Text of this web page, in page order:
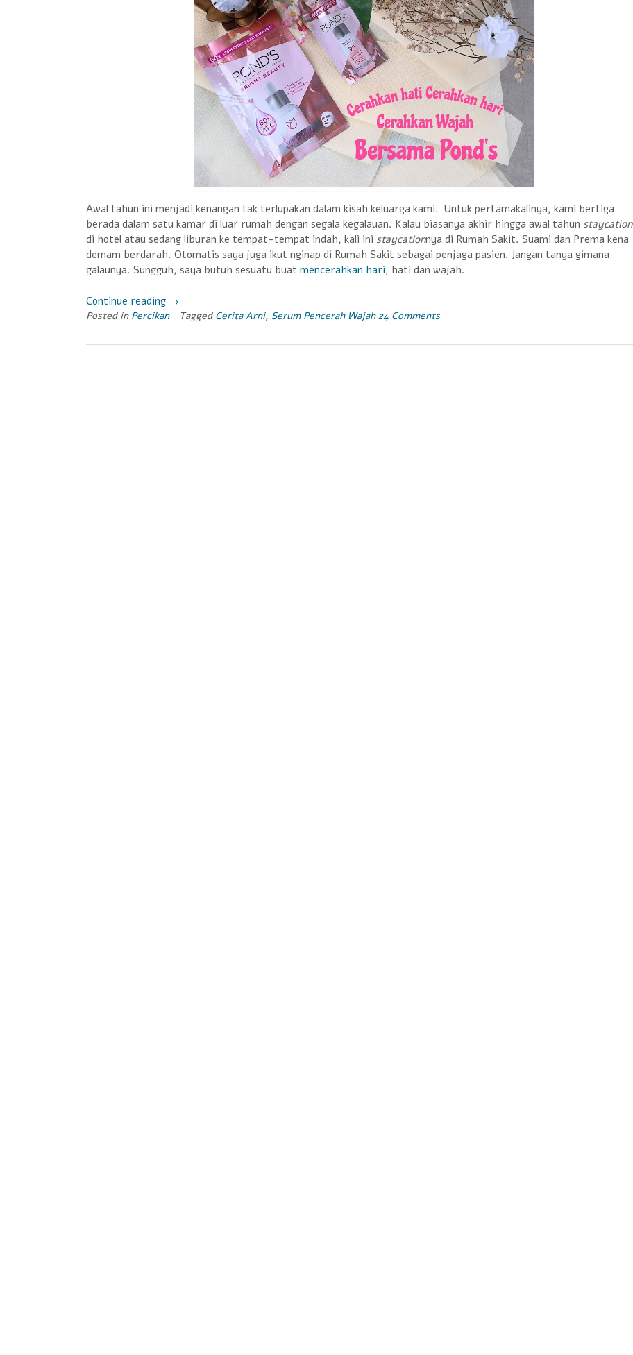
Awal tahun ini menjadi kenangan tak terlupakan dalam kisah keluarga kami. Untuk pertamakalinya, kami bertiga
berada dalam satu kamar di luar rumah dengan segala kegalauan. Kalau biasanya akhir hingga awal tahun staycation
di hotel atau sedang liburan ke tempat-tempat indah, kali ini staycationnya di Rumah Sakit. Suami dan Prema kena
demam berdarah. Otomatis saya juga ikut nginap di Rumah Sakit sebagai penjaga pasien. Jangan tanya gimana
galaunya. Sungguh, saya butuh sesuatu buat mencerahkan hari, hati dan wajah.
Continue reading “Cerahkan
Hati,
Hari,
→
Posted in Percikan Tagged Cerita Arni, Serum Pencerah Wajah 24 Comments